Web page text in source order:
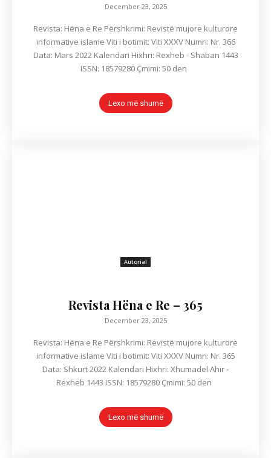
December 23, 2025
Revista: Hëna e Re Përshkrimi: Revistë mujore kulturore
informative islame Viti i botimit: Viti XXXV Numri: Nr. 366
Data: Mars 2022 Kalendari Hixhri: Rexheb - Shaban 1443
Lexo më shumë
Autorial
Revista Hëna e Re – 365
December 23, 2025
Revista: Hëna e Re Përshkrimi: Revistë mujore kulturore
informative islame Viti i botimit: Viti XXXV Numri: Nr. 365
Data: Shkurt 2022 Kalendari Hixhri: Xhumadel Ahir -
Lexo më shumë